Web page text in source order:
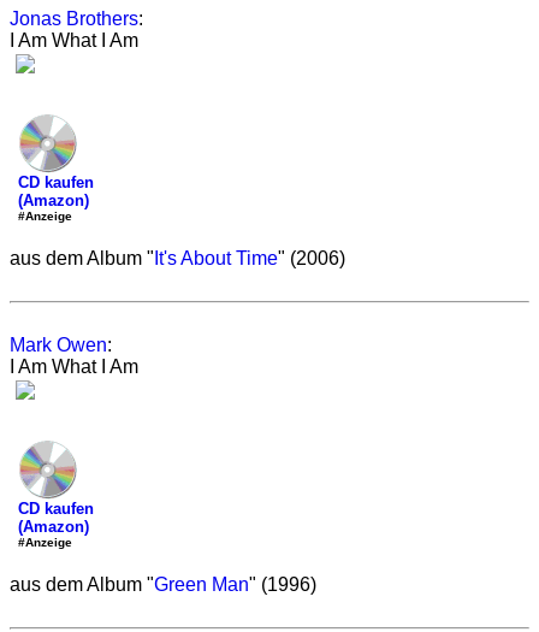
Jonas Brothers:
I Am What I Am
CD kaufen
(Amazon)
#Anzeige
aus dem Album " It's About Time" (2006)
Mark Owen:
I Am What I Am
CD kaufen
(Amazon)
#Anzeige
aus dem Album "Green Man" (1996)